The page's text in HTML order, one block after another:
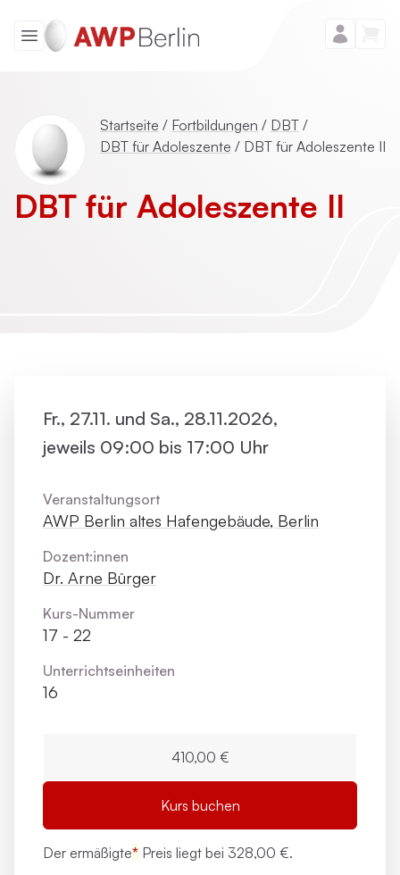
Startseite / Fortbildungen / DBT /
DBT für Adoleszente / DBT für Adoleszente II
DBT für Adoleszente II
Fr., 27.11. und Sa., 28.11.2026,
jeweils 09:00 bis 17:00 Uhr
Veranstaltungsort
AWP Berlin altes Hafengebäude, Berlin
Dozent:innen
Dr. Arne Bürger
Kurs-Nummer
17 - 22
Unterrichts­einheiten
16
410,00 €
Kurs buchen
Der ermäßigte* Preis liegt bei 328,00 €.